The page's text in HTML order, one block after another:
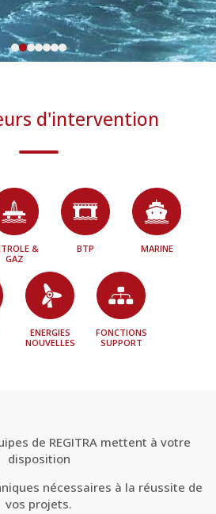
d'intervention
&
GAZ
BTP MARINE
ENERGIES
NOUVELLES
FONCTIONS
SUPPORT
de REGITRA mettent à votre
disposition
nécessaires à la réussite de
vos projets.